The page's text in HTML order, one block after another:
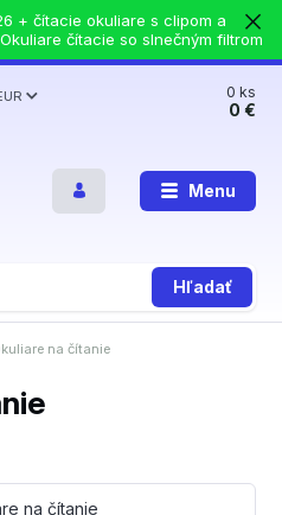
+ čítacie okuliare s clipom a
čítacie so slnečným filtrom
Menu
Hľadať
0ks
0 €
na čítanie